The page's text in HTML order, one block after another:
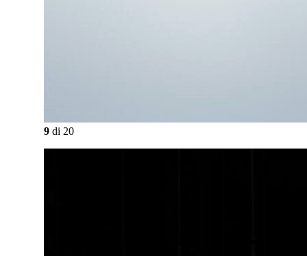
9 di 20